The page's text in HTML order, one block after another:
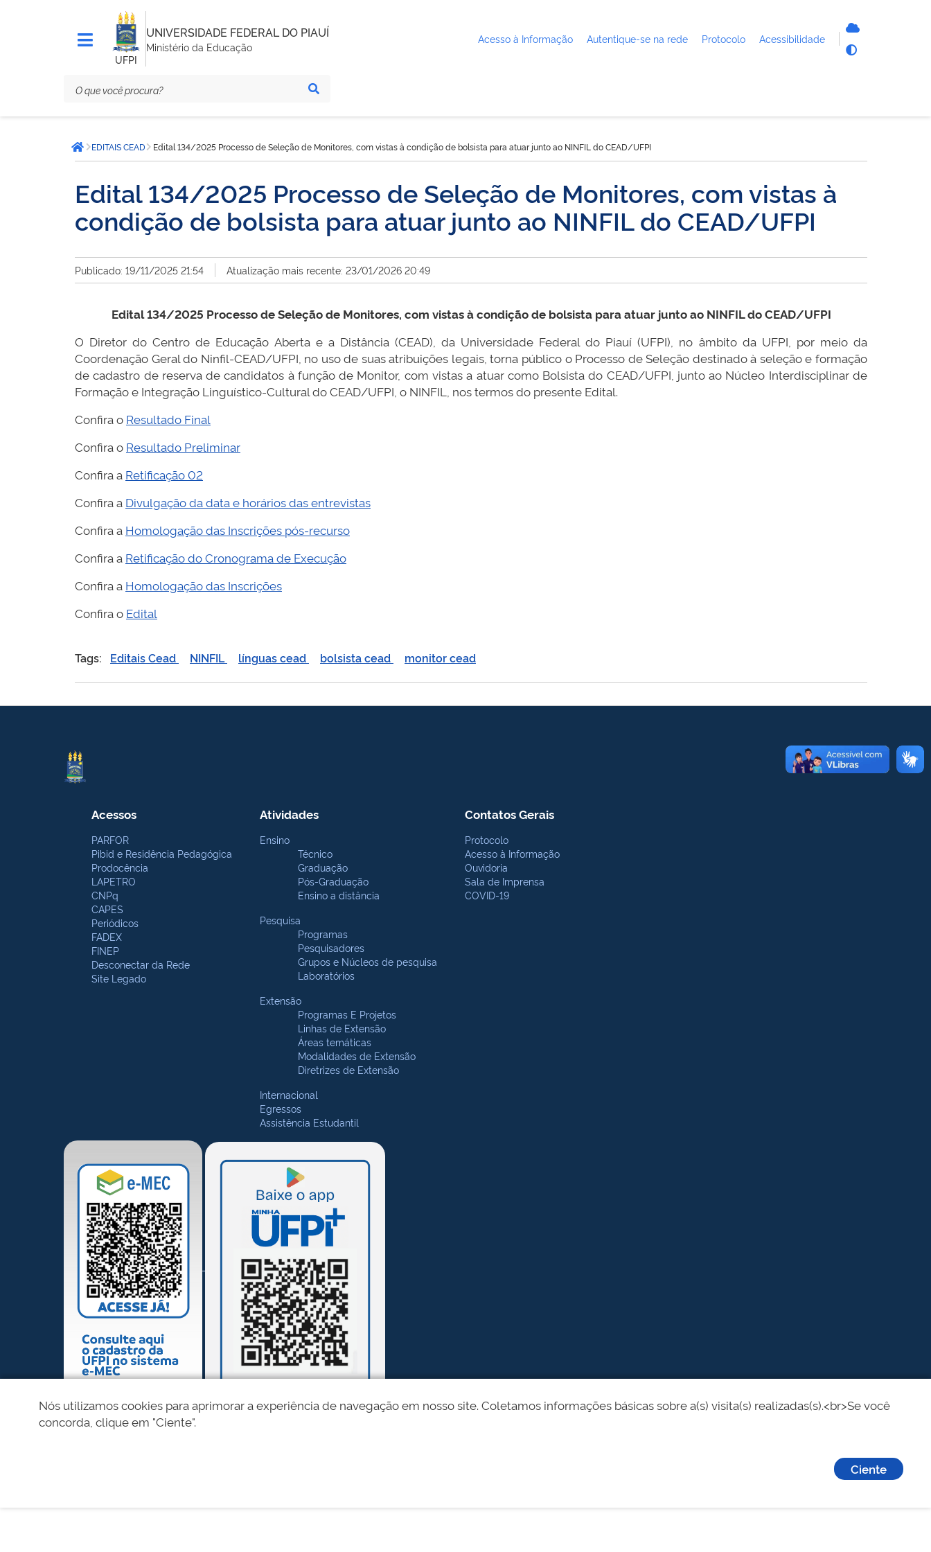
UFPI
UNIVERSIDADE FEDERAL DO PIAUÍ
Ministério da Educação
Acesso à Informação Autentique-se na rede Protocolo Acessibilidade
está
aqui:Página inicial
EDITAIS CEAD Edital 134/2025 Processo de Seleção de Monitores, com vistas à condição de bolsista para atuar junto ao NINFIL do CEAD/UFPI
Edital 134/2025 Processo de Seleção de Monitores, com vistas à
condição de bolsista para atuar junto ao NINFIL do CEAD/UFPI
Publicado: 19/11/2025 21:54 Atualização mais recente: 23/01/2026 20:49
Edital 134/2025 Processo de Seleção de Monitores, com vistas à condição de bolsista para atuar junto ao NINFIL do CEAD/UFPI
O Diretor do Centro de Educação Aberta e a Distância (CEAD), da Universidade Federal do Piauí (UFPI), no âmbito da UFPI, por meio da
Coordenação Geral do Ninfil-CEAD/UFPI, no uso de suas atribuições legais, torna público o Processo de Seleção destinado à seleção e formação
de cadastro de reserva de candidatos à função de Monitor, com vistas a atuar como Bolsista do CEAD/UFPI, junto ao Núcleo Interdisciplinar de
Formação e Integração Linguístico-Cultural do CEAD/UFPI, o NINFIL, nos termos do presente Edital.
Confira o Resultado Final
Confira o Resultado Preliminar
Confira a Retificação 02
Confira a Divulgação da data e horários das entrevistas
Confira a Homologação das Inscrições pós-recurso
Confira a Retificação do Cronograma de Execução
Confira a Homologação das Inscrições
Confira o Edital
Tags: Editais Cead NINFIL línguas cead bolsista cead monitor cead
Acessos
PARFOR
Pibid e Residência Pedagógica
Prodocência
LAPETRO
CNPq
CAPES
Periódicos
FADEX
FINEP
Desconectar da Rede
Site Legado
Atividades
Ensino
Técnico
Graduação
Pós-Graduação
Ensino a distância
Pesquisa
Programas
Pesquisadores
Grupos e Núcleos de pesquisa
Laboratórios
Extensão
Programas E Projetos
Linhas de Extensão
Áreas temáticas
Modalidades de Extensão
Diretrizes de Extensão
Internacional
Egressos
Assistência Estudantil
Contatos Gerais
Protocolo
Acesso à Informação
Ouvidoria
Sala de Imprensa
COVID-19
Nós utilizamos cookies para aprimorar a experiência de navegação em nosso site. Coletamos informações básicas sobre a(s) visita(s) realizadas(s).<br>Se você
concorda, clique em "Ciente".
Ciente